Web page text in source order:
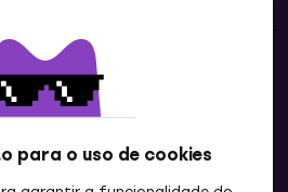
para o uso de cookies
Contacta-nos